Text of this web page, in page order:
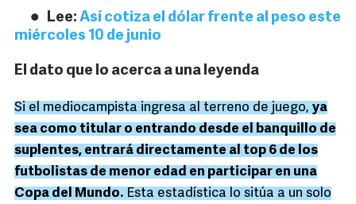
Lee: Así cotiza el dólar frente al peso este
miércoles 10 de junio
El dato que lo acerca a una leyenda
Si el mediocampista ingresa al terreno de juego, ya
sea como titular o entrando desde el banquillo de
suplentes, entrará directamente al top 6 de los
futbolistas de menor edad en participar en una
Copa del Mundo. Esta estadística lo sitúa a un solo